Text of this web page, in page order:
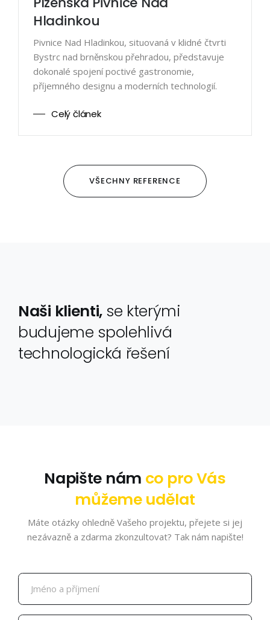
Hladinkou
Pivnice Nad Hladinkou, situovaná v klidné čtvrti
Bystrc nad brněnskou přehradou, představuje
dokonalé spojení poctivé gastronomie,
příjemného designu a moderních technologií.
Celý článek
VŠECHNY REFERENCE
Naši klienti, se kterými
budujeme spolehlivá
technologická řešení
Napište nám co pro Vás
můžeme udělat
Máte otázky ohledně Vašeho projektu, přejete si jej
nezávazně a zdarma zkonzultovat? Tak nám napište!